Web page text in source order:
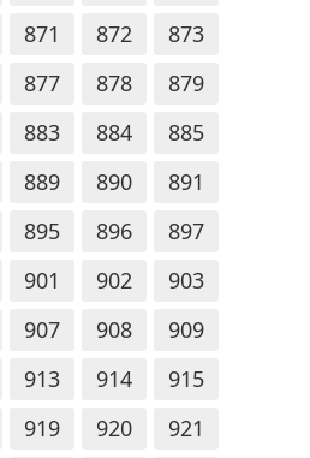
871 872
873
877 878
879
883 884
885
889 890
891
895 896
897
901 902
903
907 908
909
913 914
915
919 920
921